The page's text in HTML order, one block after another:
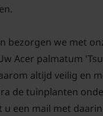
bezorgen we met
Acer palmatum
altijd veilig en
de tuinplanten
u een mail met